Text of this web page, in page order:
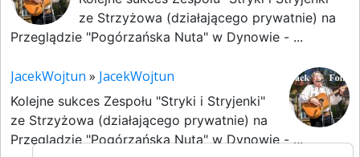
ze Strzyżowa (działającego prywatnie) na
Przeglądzie "Pogórzańska Nuta" w Dynowie - ...
JacekWojtun » JacekWojtun
Kolejne sukces Zespołu "Stryki i Stryjenki"
ze Strzyżowa (działającego prywatnie) na
Przeglądzie "Pogórzańska Nuta" w Dynowie - ...